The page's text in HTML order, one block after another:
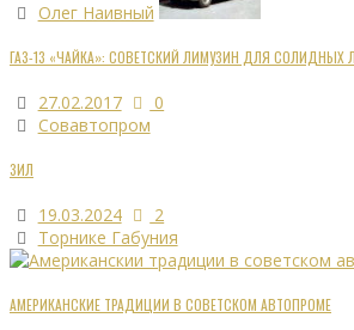
Олег Наивный
ГАЗ-13 «ЧАЙКА»: СОВЕТСКИЙ ЛИМУЗИН ДЛЯ СОЛИДНЫХ
27.02.2017
0
Совавтопром
ЗИЛ
19.03.2024
2
Торнике Габуния
АМЕРИКАНСКИЕ ТРАДИЦИИ В СОВЕТСКОМ АВТОПРОМЕ